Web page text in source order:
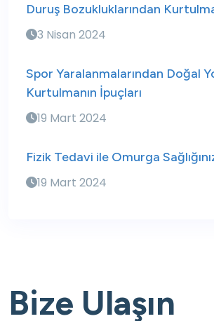
Duruş Bozukluklarından
3 Nisan 2024
Spor Yaralanmalarından Doğal
Kurtulmanın İpuçları
19 Mart 2024
Fizik Tedavi ile Omurga
19 Mart 2024
Bize Ulaşın